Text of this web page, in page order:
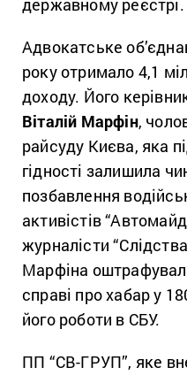
державному реєстрі.
Адвокатське
року отримало 4,1
доходу. Його
Віталій Марфін,
райсуду Києва, яка
гідності залишила
позбавлення
активістів
журналісти
Марфіна
справі про хабар у
його роботи в СБУ.
ПП “СВ-ГРУП”, яке